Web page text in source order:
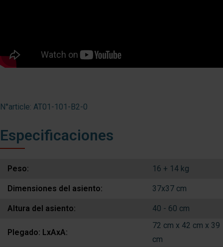
N°article: AT01-101-B2-0
Especificaciones
Peso: 16 + 14 kg
Dimensiones del asiento: 37x37 cm
Altura del asiento: 40 - 60 cm
Plegado: LxAxA:
72 cm x 42 cm x 39
cm